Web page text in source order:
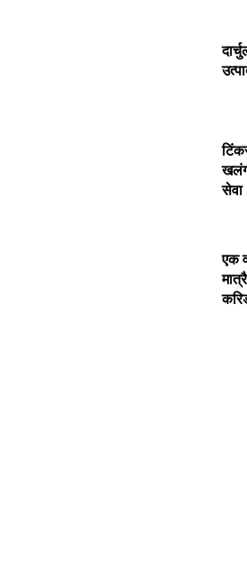
सेवा
एक